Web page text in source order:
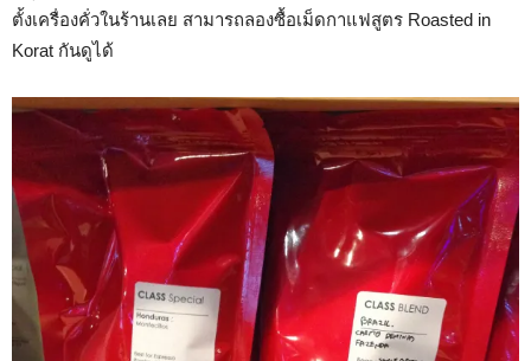
ตั้งเครื่องคั่วในร้านเลย สามารถลองซื้อเม็ดกาแฟสูตร Roasted in
Korat กันดูได้